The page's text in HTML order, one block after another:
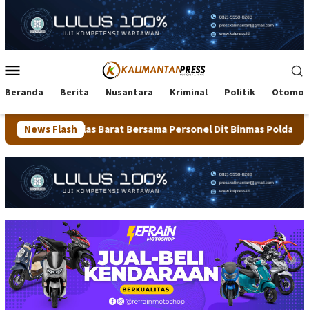
konten
Mobile
Beranda Berita Nusantara Kriminal Politik
News Flash
Barat Bersama Personel Dit Binmas Polda Kaltara Salurkan